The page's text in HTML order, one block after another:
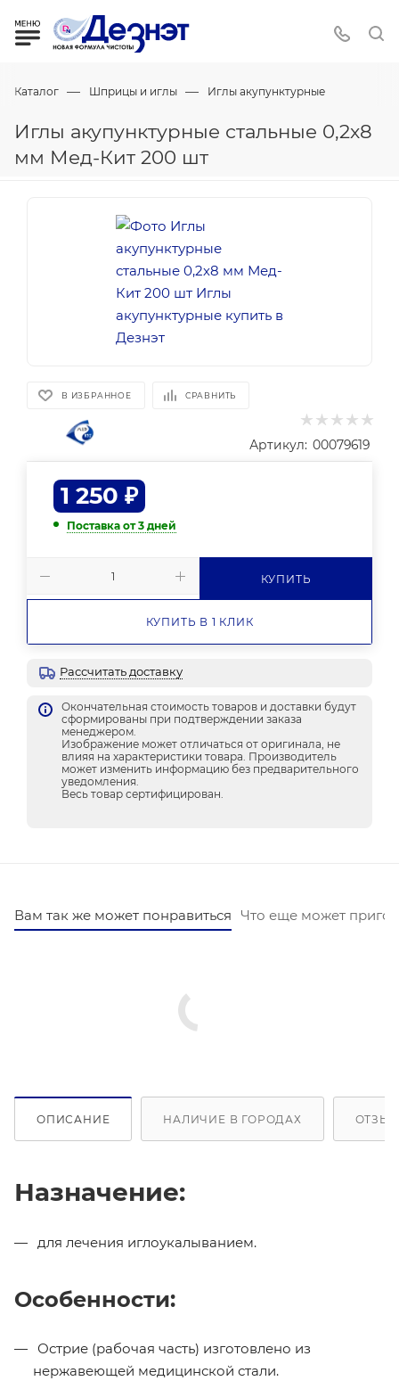
Каталог — Шприцы и иглы — Иглы акупунктурные
Иглы акупунктурные стальные 0,2х8
мм Мед-Кит 200 шт
В ИЗБРАННОЕ СРАВНИТЬ
Артикул: 00079619
1 250 ₽
Поставка от 3 дней
КУПИТЬ
КУПИТЬ В 1 КЛИК
Рассчитать доставку
Окончательная стоимость товаров и доставки будут
сформированы при подтверждении заказа
менеджером.
Изображение может отличаться от оригинала, не
влияя на характеристики товара. Производитель
может изменить информацию без предварительного
уведомления.
Весь товар сертифицирован.
Вам так же может понравиться Что еще может
ОПИСАНИЕ НАЛИЧИЕ В ГОРОДАХ
Назначение:
для лечения иглоукалыванием.
Особенности:
Острие (рабочая часть) изготовлено из
нержавеющей медицинской стали.